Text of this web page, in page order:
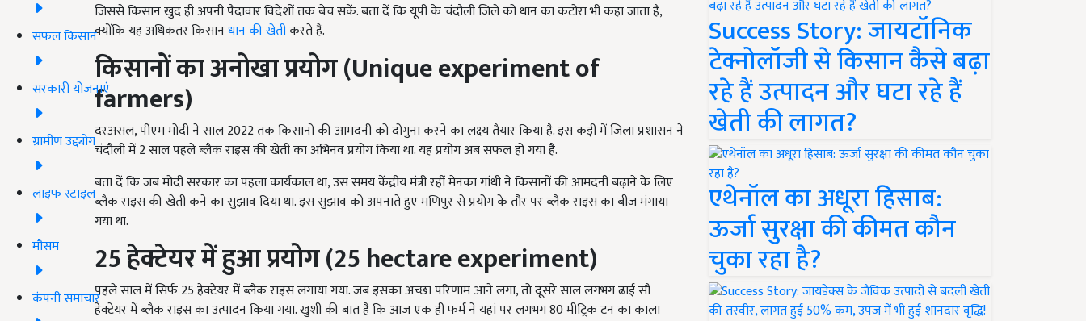
सफल किसान
सरकारी योजनाएं
ग्रामीण उद्द्योग
लाइफ स्टाइल
मौसम
कंपनी समाचार
जिससे किसान खुद ही अपनी पैदावार विदेशों तक बेच सकें. बता दें कि यूपी के चंदौली जिले को धान का कटोरा भी कहा जाता है,
क्योंकि यह अधिकतर किसानधान की खेतीकरते हैं.
किसानों का अनोखा प्रयोग (Unique experiment of
farmers)
दरअसल, पीएम मोदी ने साल 2022 तक किसानों की आमदनी को दोगुना करने का लक्ष्य तैयार किया है. इस कड़ी में जिला प्रशासन ने
चंदौली में 2 साल पहले ब्लैक राइस की खेती का अभिनव प्रयोग किया था. यह प्रयोग अब सफल हो गया है.
बता दें कि जब मोदी सरकार का पहला कार्यकाल था, उस समय केंद्रीय मंत्री रहीं मेनका गांधी ने किसानों की आमदनी बढ़ाने के लिए
ब्लैक राइस की खेती कने का सुझाव दिया था. इस सुझाव को अपनाते हुए मणिपुर से प्रयोग के तौर पर ब्लैक राइस का बीज मंगाया
गया था.
25हेक्टेयर में हुआप्रयोग(25 hectare experiment)
पहले साल में सिर्फ 25 हेक्टेयर में ब्लैक राइस लगाया गया. जब इसका अच्छा परिणाम आने लगा, तो दूसरे साल लगभग ढाई सौ
हेक्टेयर में ब्लैक राइस का उत्पादन किया गया. खुशी की बात है कि आज एक ही फर्म ने यहां पर लगभग 80 मीट्रिक टन का काला
Success Story: जायटॉनिक
टेक्नोलॉजी से किसान कैसे बढ़ा
रहे हैं उत्पादन और घटा रहे हैं
खेती की लागत?
एथेनॉल का अधूरा हिसाब:
ऊर्जा सुरक्षा की कीमत कौन
चुका रहा है?